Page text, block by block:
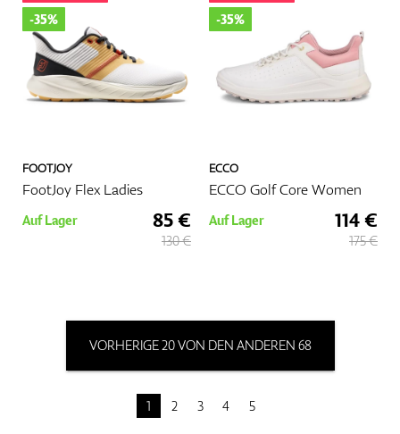
FOOTJOY
FootJoy Flex Ladies
-35%
Auf Lager 85 €
130 €
ECCO
ECCO Golf Core Women
-35%
Auf Lager 114 €
175 €
VORHERIGE 20 VON DEN ANDEREN 68
1 2 3 4 5